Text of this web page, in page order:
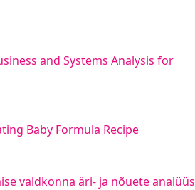
and Systems Analysis for
Baby Formula Recipe
valdkonna äri- ja nõuete analüüs